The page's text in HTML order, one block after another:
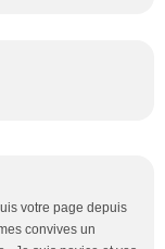
votre page depuis
convives un